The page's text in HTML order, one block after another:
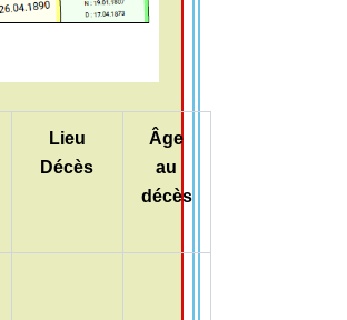
Lieu
Décès
Âge
au
décès